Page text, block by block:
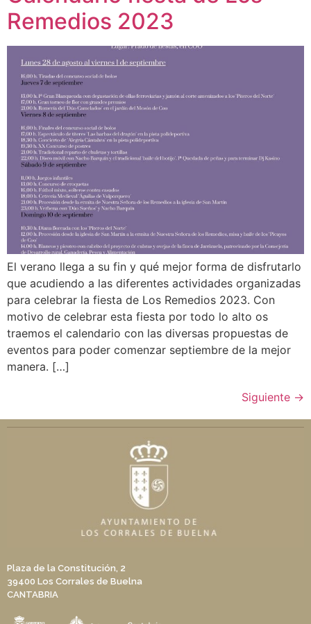
Remedios 2023
El verano llega a su fin y qué mejor forma de disfrutarlo
que acudiendo a las diferentes actividades organizadas
para celebrar la fiesta de Los Remedios 2023. Con
motivo de celebrar esta fiesta por todo lo alto os
traemos el calendario con las diversas propuestas de
eventos para poder comenzar septiembre de la mejor
manera. […]
Siguiente →
Plaza de la Constitución, 2
39400 Los Corrales de Buelna
CANTABRIA